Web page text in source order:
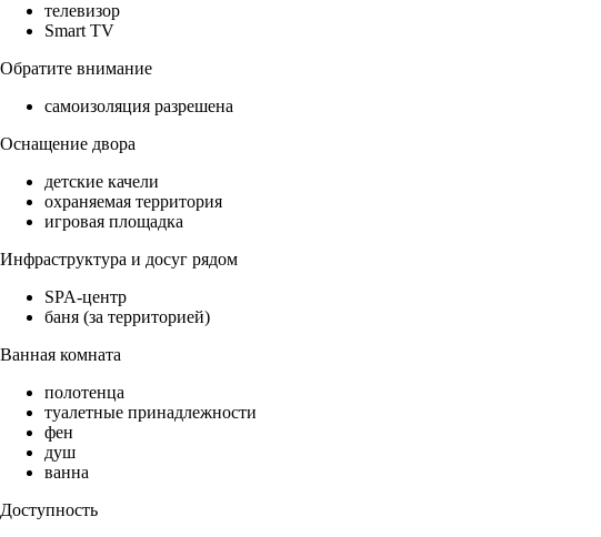
телевизор
Smart TV
Обратите внимание
самоизоляция разрешена
Оснащение двора
детские качели
охраняемая территория
игровая площадка
Инфраструктура и досуг рядом
SPA-центр
баня (за территорией)
Ванная комната
полотенца
туалетные принадлежности
фен
душ
ванна
Доступность